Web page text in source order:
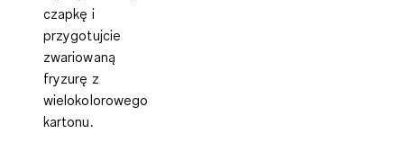
czapkę i
przygotujcie
zwariowaną
fryzurę z
wielokolorowego
kartonu.